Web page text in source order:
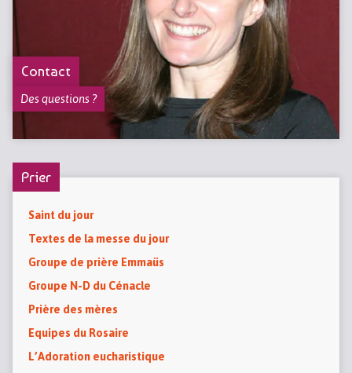
Contact
Des questions ?
Prier
Saint du jour
Textes de la messe du jour
Groupe de prière Emmaüs
Groupe N-D du Cénacle
Prière des mères
Equipes du Rosaire
L’Adoration eucharistique